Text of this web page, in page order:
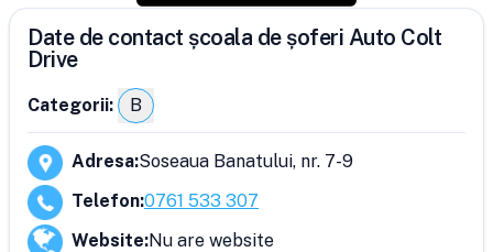
Date de contact școala de șoferi Auto Colt
Drive
Categorii: B
Adresa:Soseaua Banatului, nr. 7-9
Telefon:0761 533 307
Website:Nu are website